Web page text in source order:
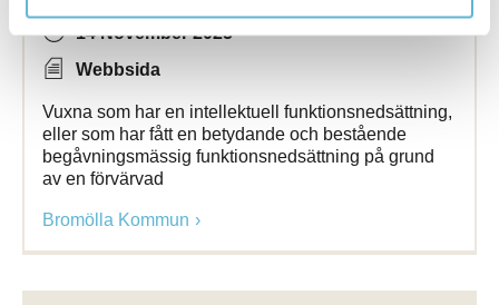
14 November 2025
Webbsida
Vuxna som har en intellektuell funktionsnedsättning,
eller som har fått en betydande och bestående
begåvningsmässig funktionsnedsättning på grund
av en förvärvad
Bromölla Kommun